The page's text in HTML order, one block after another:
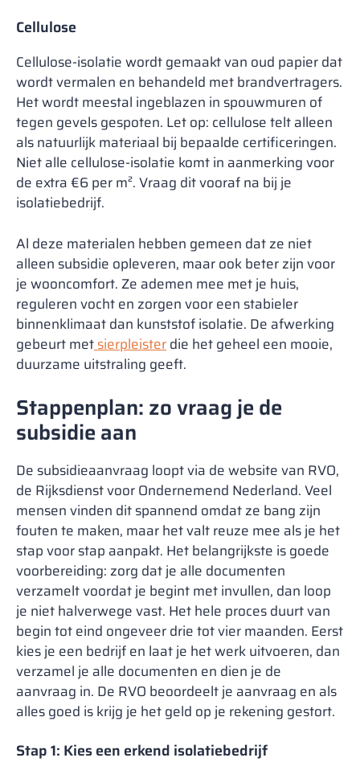
Cellulose
Cellulose-isolatie wordt gemaakt van oud papier dat
wordt vermalen en behandeld met brandvertragers.
Het wordt meestal ingeblazen in spouwmuren of
tegen gevels gespoten. Let op: cellulose telt alleen
als natuurlijk materiaal bij bepaalde certificeringen.
Niet alle cellulose-isolatie komt in aanmerking voor
de extra €6 per m². Vraag dit vooraf na bij je
isolatiebedrijf.
Al deze materialen hebben gemeen dat ze niet
alleen subsidie opleveren, maar ook beter zijn voor
je wooncomfort. Ze ademen mee met je huis,
reguleren vocht en zorgen voor een stabieler
binnenklimaat dan kunststof isolatie. De afwerking
gebeurt metsierpleisterdie het geheel een mooie,
duurzame uitstraling geeft.
Stappenplan: zo vraag je de
subsidie aan
De subsidieaanvraag loopt via de website van RVO,
de Rijksdienst voor Ondernemend Nederland. Veel
mensen vinden dit spannend omdat ze bang zijn
fouten te maken, maar het valt reuze mee als je het
stap voor stap aanpakt. Het belangrijkste is goede
voorbereiding: zorg dat je alle documenten
verzamelt voordat je begint met invullen, dan loop
je niet halverwege vast. Het hele proces duurt van
begin tot eind ongeveer drie tot vier maanden. Eerst
kies je een bedrijf en laat je het werk uitvoeren, dan
verzamel je alle documenten en dien je de
aanvraag in. De RVO beoordeelt je aanvraag en als
alles goed is krijg je het geld op je rekening gestort.
Stap 1: Kies een erkend isolatiebedrijf